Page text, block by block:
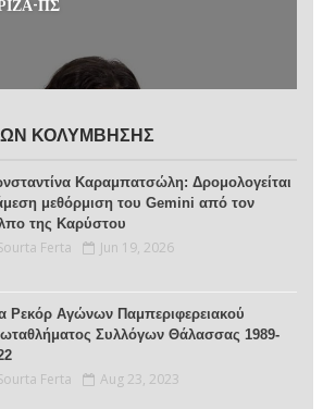
ΠΣ
ΚΟΛΥΜΒΗΣΗΣ
Καραμπατσώλη: Δρομολογείται
μεθόρμιση του Gemini από τον
της Καρύστου
Ferta Jun 19, 2026
Ρεκόρ Αγώνων Παμπεριφερειακού
Συλλόγων Θάλασσας 1989-
Ferta Aug 23, 2023